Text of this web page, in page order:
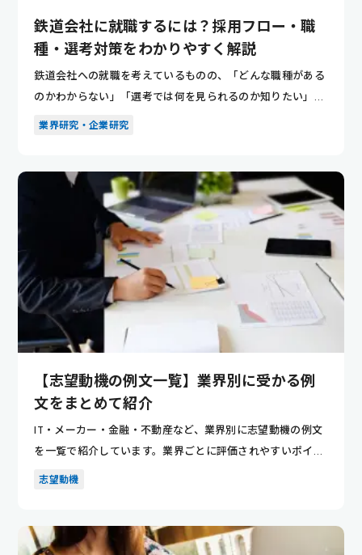
鉄道会社に就職するには？採用フロー・職
種・選考対策をわかりやすく解説
鉄道会社への就職を考えているものの、「どんな職種がある
のかわからない」「選考では何を見られるのか知りたい」と
悩んでいませ...
業界研究・企業研究
【志望動機の例文一覧】業界別に受かる例
文をまとめて紹介
IT・メーカー・金融・不動産など、業界別に志望動機の例文
を一覧で紹介しています。業界ごとに評価されやすいポイン
トが分かり...
志望動機